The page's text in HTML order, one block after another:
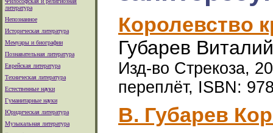
литература
Непознанное
Историческая литература
Мемуары и биографии
Познавательная литература
Еврейская литература
Техническая литература
Естественные науки
Гуманитарные науки
Юридическая литература
Музыкальная литература
Королевство
Губарев
Изд-во Стрекоза,
переплёт, ISBN:
В. Губарев